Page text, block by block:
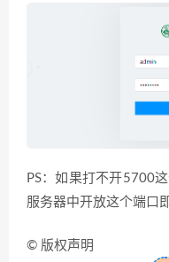
PS：如果打不开5700
服务器中开放这个端口
© 版权声明